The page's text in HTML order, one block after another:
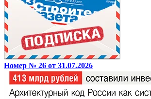
Номер № 26 от 31.07.2026